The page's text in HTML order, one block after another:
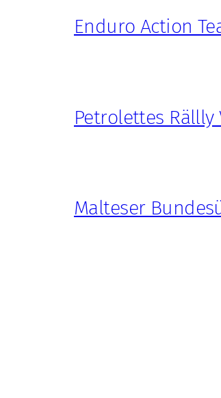
Enduro Action
Petrolettes Rällly
Malteser